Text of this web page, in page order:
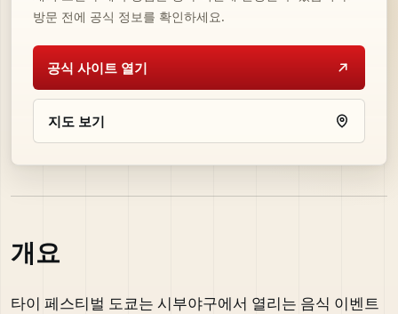
방문 전에 공식 정보를 확인하세요.
공식 사이트 열기
지도 보기
개요
타이 페스티벌 도쿄는 시부야구에서 열리는 음식 이벤트